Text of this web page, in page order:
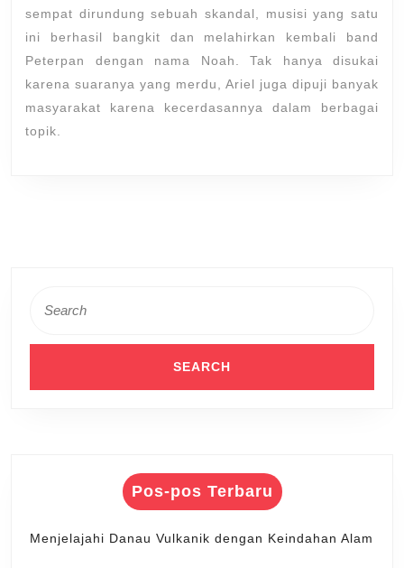
sempat dirundung sebuah skandal, musisi yang satu
ini berhasil bangkit dan melahirkan kembali band
Peterpan dengan nama Noah. Tak hanya disukai
karena suaranya yang merdu, Ariel juga dipuji banyak
masyarakat karena kecerdasannya dalam berbagai
topik.
for:
Pos-pos Terbaru
Menjelajahi Danau Vulkanik dengan Keindahan Alam